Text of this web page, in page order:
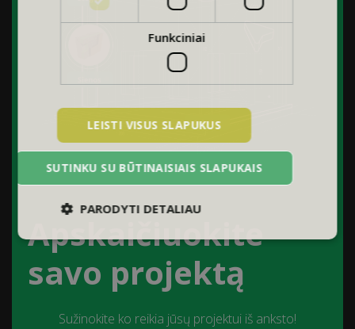
Apskaičiuokite
savo projektą
Sužinokite ko reikia jūsų projektui iš anksto!
Funkciniai
LEISTI VISUS SLAPUKUS
SUTINKU SU BŪTINAISIAIS SLAPUKAIS
PARODYTI DETALIAU